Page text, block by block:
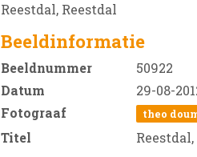
Reestdal, Reestdal
Beeldinformatie
Beeldnummer
50922
Datum
29-08-
Fotograaf
theo
Titel